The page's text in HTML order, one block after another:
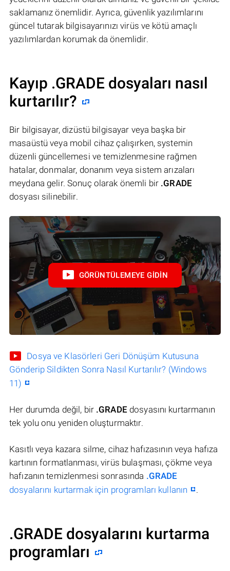
saklamanız önemlidir. Ayrıca, güvenlik yazılımlarını
güncel tutarak bilgisayarınızı virüs ve kötü amaçlı
yazılımlardan korumak da önemlidir.
Kayıp .GRADE dosyaları nasıl
kurtarılır?
Bir bilgisayar, dizüstü bilgisayar veya başka bir
masaüstü veya mobil cihaz çalışırken, systemin
düzenli güncellemesi ve temizlenmesine rağmen
hatalar, donmalar, donanım veya sistem arızaları
meydana gelir. Sonuç olarak önemli bir .GRADE
dosyası silinebilir.
GÖRÜNTÜLEMEYE GIDIN
Dosya ve Klasörleri Geri Dönüşüm Kutusuna
Gönderip Sildikten Sonra Nasıl Kurtarılır? (Windows
11)
Her durumda değil, bir .GRADEdosyasını kurtarmanın
tek yolu onu yeniden oluşturmaktır.
Kasıtlı veya kazara silme, cihaz hafızasının veya hafıza
kartının formatlanması, virüs bulaşması, çökme veya
hafızanın temizlenmesi sonrasında .GRADE
dosyalarını kurtarmak için programları kullanın
.
.GRADE dosyalarını kurtarma
programları